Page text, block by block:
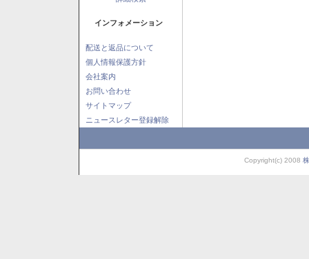
インフォメーション
配送と返品について
個人情報保護方針
会社案内
お問い合わせ
サイトマップ
ニュースレター登録解除
Copyright(c) 2008